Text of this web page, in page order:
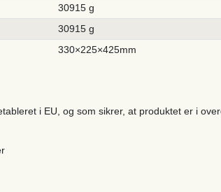
30915 g
30915 g
330×225×425mm
i EU, og som sikrer, at produktet er i